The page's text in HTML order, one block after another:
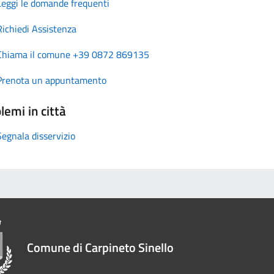
Assistenza
il comune +39 0872 869135
un appuntamento
in città
disservizio
Comune di Carpineto Sinello